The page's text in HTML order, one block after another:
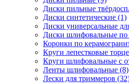
Диски пильные
Диски синтетические (1)
Диски универсальные
Диски шлифовальные
Коронки по
Круги лепестковые
Круги шлифовальные с
Ленты шлифовальные (8)
Лески для триммеров